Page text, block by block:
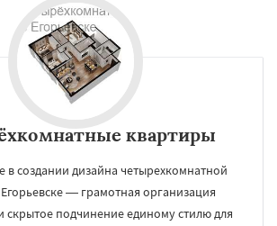
квартиры
в создании дизайна четырехкомнатной
— грамотная организация
скрытое подчинение единому стилю для